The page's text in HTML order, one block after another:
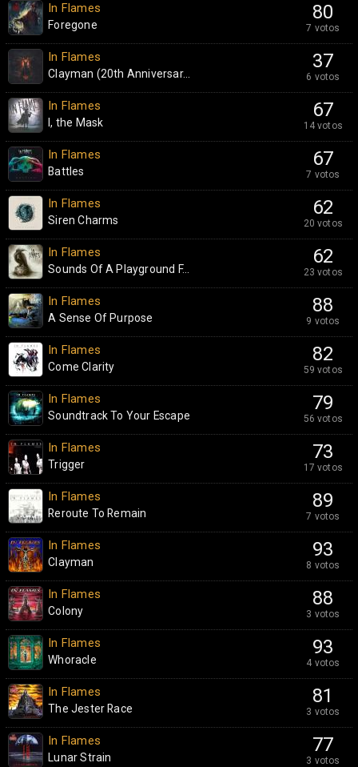
80
7 votos
In Flames
Foregone
37
6 votos
In Flames
Clayman (20th Anniversar...
67
14 votos
In Flames
I, the Mask
67
7 votos
In Flames
Battles
62
20 votos
In Flames
Siren Charms
62
23 votos
In Flames
Sounds Of A Playground F...
88
9 votos
In Flames
A Sense Of Purpose
82
59 votos
In Flames
Come Clarity
79
56 votos
In Flames
Soundtrack To Your Escape
73
17 votos
In Flames
Trigger
89
7 votos
In Flames
Reroute To Remain
93
8 votos
In Flames
Clayman
88
3 votos
In Flames
Colony
93
4 votos
In Flames
Whoracle
81
3 votos
In Flames
The Jester Race
77
3 votos
In Flames
Lunar Strain